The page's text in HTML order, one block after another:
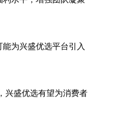
为兴盛优选平台引入
兴盛优选有望为消费者